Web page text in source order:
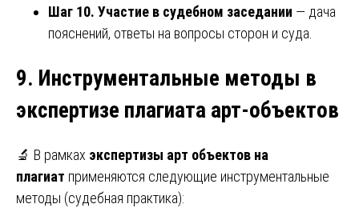
Шаг 10. Участие в судебном заседании — дача
пояснений, ответы на вопросы сторон и суда.
9. Инструментальные методы в
экспертизе плагиата арт-объектов
🔬 В рамках экспертизы арт объектов на
плагиат применяются следующие инструментальные
методы (судебная практика):